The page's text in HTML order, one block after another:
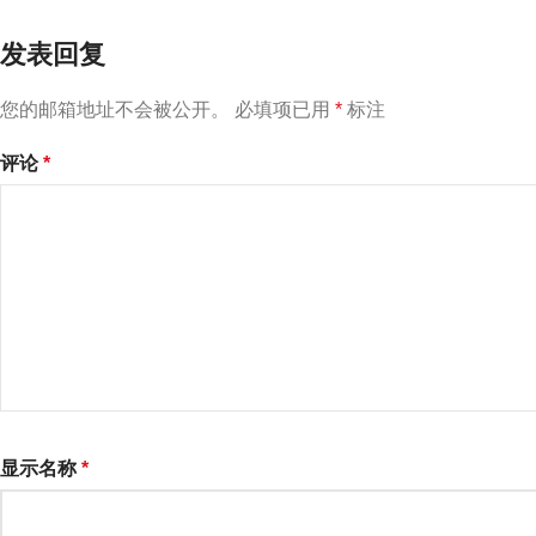
发表回复
您的邮箱地址不会被公开。 必填项已用 * 标注
评论*
显示名称*